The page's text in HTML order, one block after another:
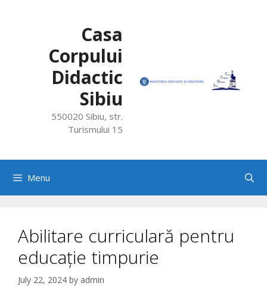
Casa
Corpului
Didactic
Sibiu
550020 Sibiu, str.
Turismului 15
Menu
Abilitare curriculară pentru
educație timpurie
July 22, 2024 by admin